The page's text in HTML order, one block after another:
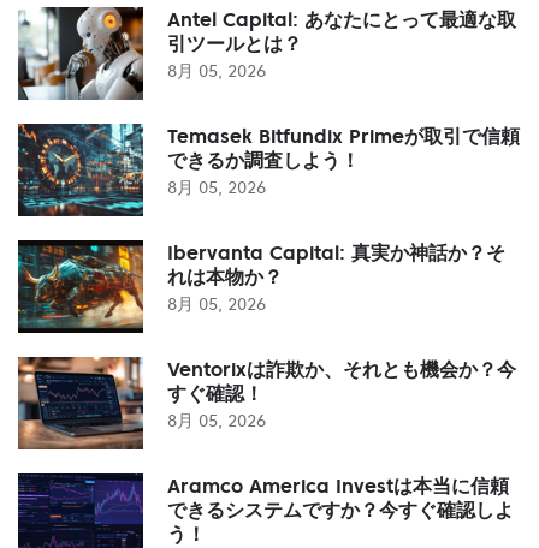
Antel Capital: あなたにとって最適な取
引ツールとは？
8月 05, 2026
Temasek Bitfundix Primeが取引で信頼
できるか調査しよう！
8月 05, 2026
Ibervanta Capital: 真実か神話か？そ
れは本物か？
8月 05, 2026
Ventorixは詐欺か、それとも機会か？今
すぐ確認！
8月 05, 2026
Aramco America Investは本当に信頼
できるシステムですか？今すぐ確認しよ
う！